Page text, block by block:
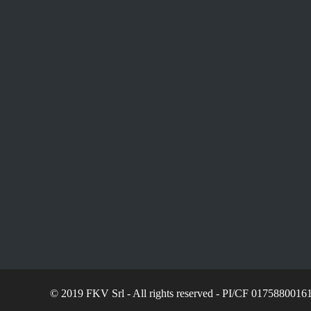
© 2019 FKV Srl - All rights reserved - PI/CF